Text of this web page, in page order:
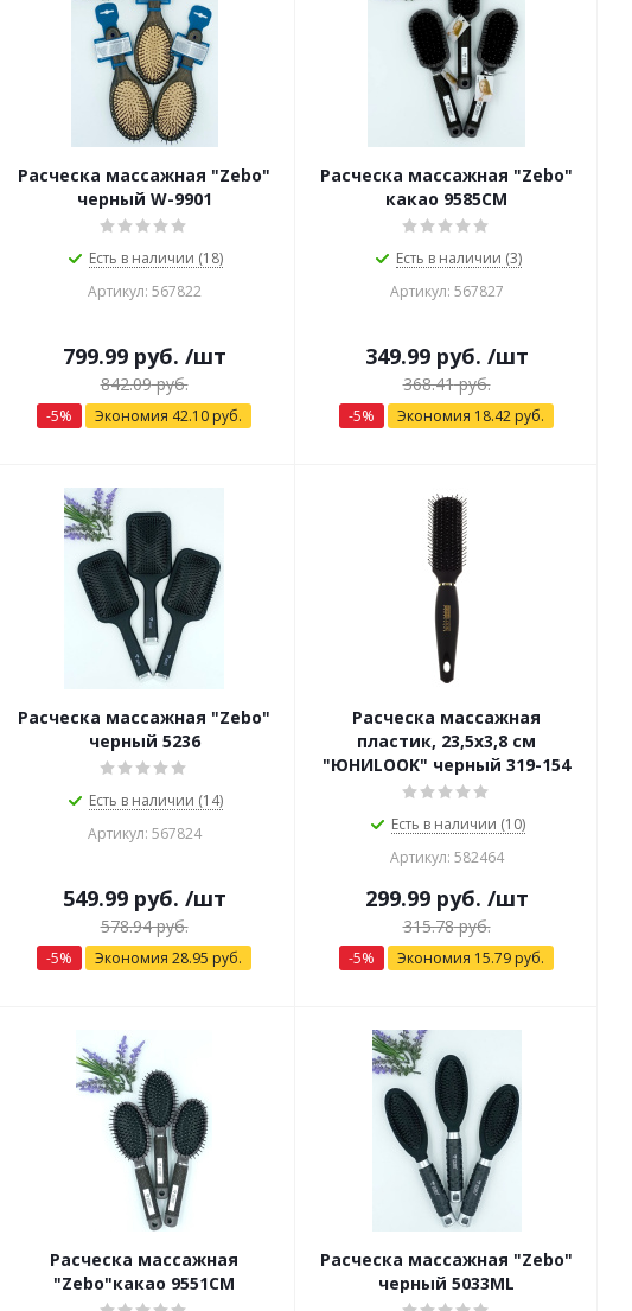
Расческа массажная "Zebo"
черный W-9901
Есть в наличии (18)
Артикул: 567822
799.99руб. /шт
842.09руб.
-5% Экономия 42.10 руб.
Расческа массажная "Zebo"
какао 9585СМ
Есть в наличии (3)
Артикул: 567827
349.99руб. /шт
368.41руб.
-5% Экономия 18.42 руб.
Расческа массажная "Zebo"
черный 5236
Есть в наличии (14)
Артикул: 567824
549.99руб. /шт
578.94руб.
-5% Экономия 28.95 руб.
Расческа массажная
пластик, 23,5х3,8 см
"ЮНИLOOK" черный 319-154
Есть в наличии (10)
Артикул: 582464
299.99руб. /шт
315.78руб.
-5% Экономия 15.79 руб.
Расческа массажная
"Zebo"какао 9551СМ
Расческа массажная "Zebo"
черный 5033ML